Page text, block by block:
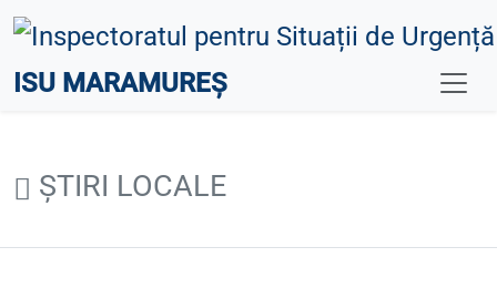
ISU MARAMUREȘ
ȘTIRI LOCALE